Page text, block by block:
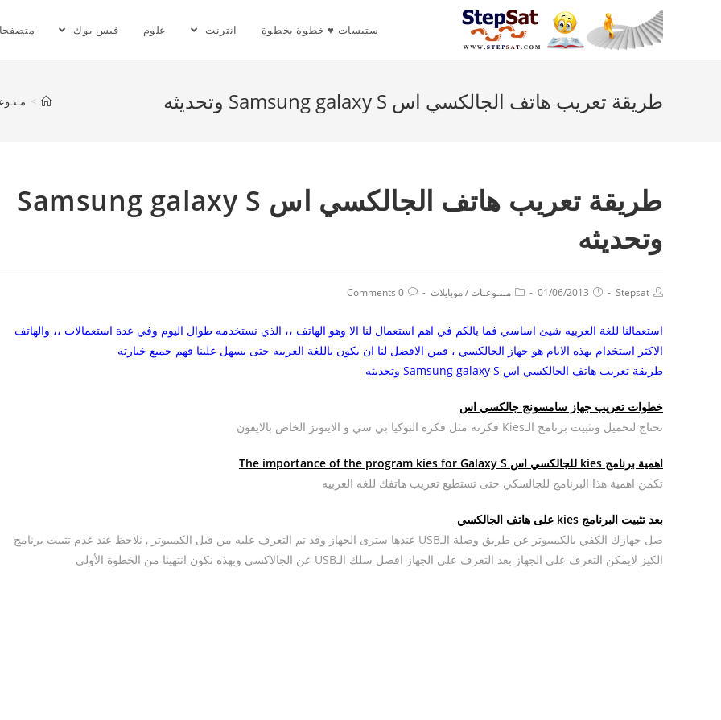
ستبسات ♥ خطوة بخطوة انترنت علوم فيس بوك
طريقة تعريب هاتف الجالكسي اس Samsung galaxy S وتحديثه >
طريقة تعريب هاتف الجالكسي اس Samsung galaxy S
وتحديثه
Stepsat
01/06/2013 مـنـوعـات/موبايلات 0 Comments
استعمالنا للغة العربيه شيئ اساسي فما بالكم في اهم استعمال لنا الا وهو الهاتف ،، الذي نستخدمه طوال اليوم وفي عدة استعمالات ،، والهاتف
الاكثر استخدام بهذه الايام هو جهاز الجالكسي ، فمن الافضل لنا ان يكون باللغة العربيه حتى يسهل علينا فهم جميع خيارته
طريقة تعريب هاتف الجالكسي اس Samsung galaxy S وتحديثه
خطوات تعريب جهاز سامسونج جالكسي اس
تحتاج لتحميل وتثبيت برنامج الـKies فكرته مثل فكرة النوكيا بي سي و الايتونز الخاص بالايفون
اهمية برنامج kies للجالكسي اس The importance of the program kies for Galaxy S
تكمن اهمية هذا البرنامج للجالسكي حتى تستطيع تعريب هاتفك للغه العربيه
بعد تثبيت البرنامج kies على هاتف الجالكسي
صل جهازك الكفي بالكمبيوتر عن طريق وصلة الـUSB عندها سترى الجهاز وقد تم التعرف عليه من قبل الكمبيوتر , نلاحظ عند عدم تثبيت برنامج
الكيز لايمكن التعرف على الجهاز بعد التعرف على الجهاز افصل سلك الـUSB عن الجالاكسي وبهذه نكون انتهينا من الخطوة الأولى